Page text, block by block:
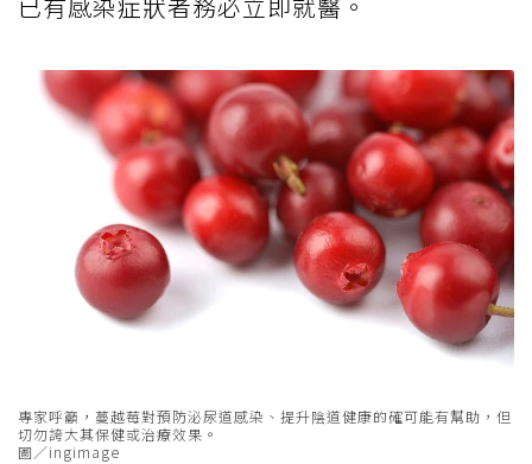
專家呼籲，蔓越莓對預防泌尿道感染、提升陰道健康的確可能有幫助，但
切勿誇大其保健或治療效果。
圖／ingimage